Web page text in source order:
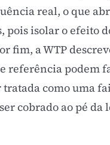
real, o que
isolar o efeito
a WTP
referênciapodem
tratada como uma
cobrado ao pé da